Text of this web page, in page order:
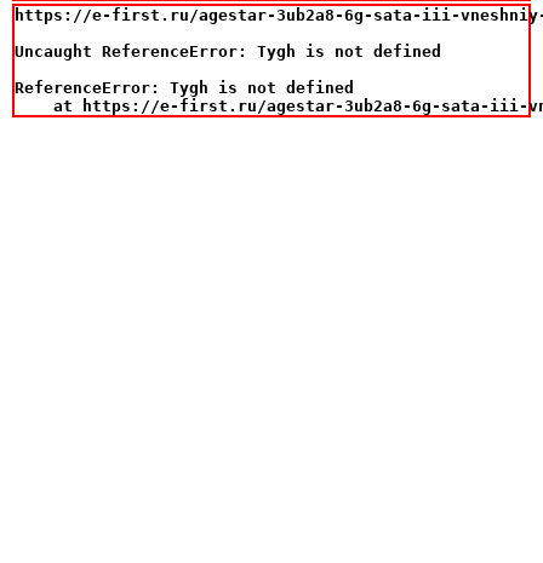
https://e-first.ru/agestar-3ub2a8-6g-sata-iii-vneshniy-
Uncaught ReferenceError: Tygh is not defined
ReferenceError: Tygh is not defined
at https://e-first.ru/agestar-3ub2a8-6g-sata-